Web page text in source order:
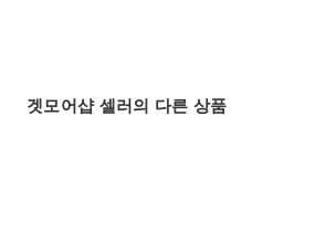
겟모어샵 셀러의 다른 상품